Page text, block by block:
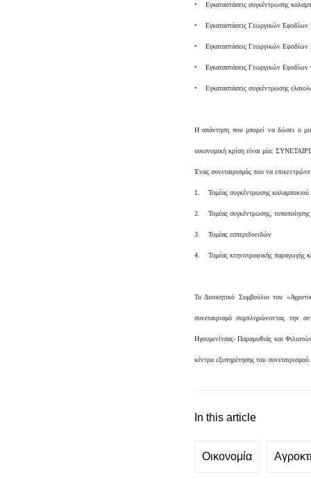
• Εγκαταστάσεις συγκέντρωσης
• Εγκαταστάσεις Γεωργικών Εφοδίων
• Εγκαταστάσεις Γεωργικών Εφοδίων
• Εγκαταστάσεις Γεωργικών Εφοδίων
• Εγκαταστάσεις συγκέντρωσης
Η απάντηση που μπορεί να δώσει ο
οικονομική κρίση είναι μία:
Ένας συνεταιρισμός που να
1. Τομέας συγκέντρωσης καλαμποκιού
2. Τομέας συγκέντρωσης, τυποποίησης
3. Τομέας εσπεριδοειδών
4. Τομέας κτηνοτροφικής παραγωγής
Το Διοικητικό Συμβούλιο του
συνεταιρισμό συμπληρώνοντας την
Ηγουμενίτσας- Παραμυθιάς και
κέντρα εξυπηρέτησης του συνεταιρισμού.
In this article
Οικονομία